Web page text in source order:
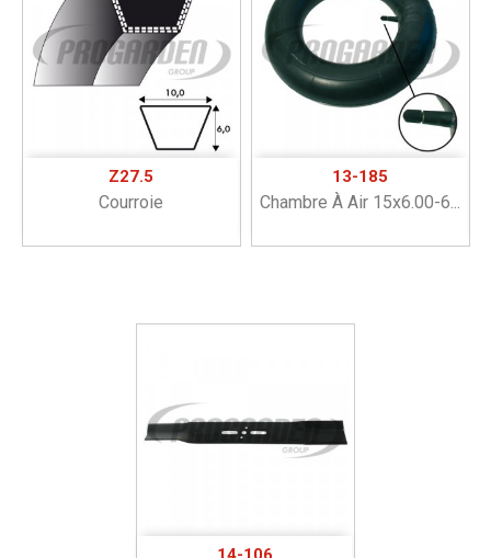
Z27.5
Courroie
13-185
Chambre À Air 15x6.00-6...